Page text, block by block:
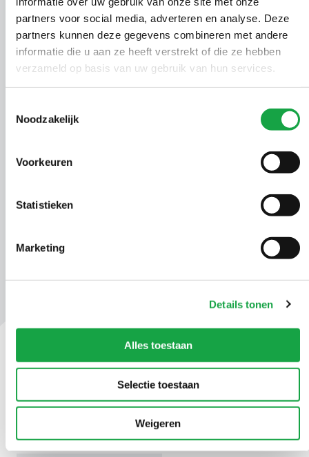
partners voor social media, adverteren en analyse. Deze
partners kunnen deze gegevens combineren met andere
informatie die u aan ze heeft verstrekt of die ze hebben
verzameld op basis van uw gebruik van hun services.
Noodzakelijk
Voorkeuren
Statistieken
Marketing
Details tonen
Alles toestaan
Selectie toestaan
Weigeren
76
Ontheffing Wet
natuurbescherming
01091802 30-06-
77
Ontheffing Wet
natuurbescherming
01092080 30-06-
78
vuurwerkbesluit (OW)
30-06-
79 Maatwerkvoorschrift (OW) 29-06-
80 Omgevingsvergunning (OW) 29-06-
Ma t/m vr 09.00 tot 17:00 uur